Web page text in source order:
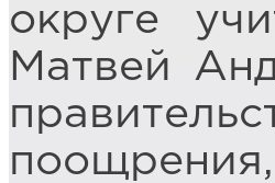
округе
Матвей